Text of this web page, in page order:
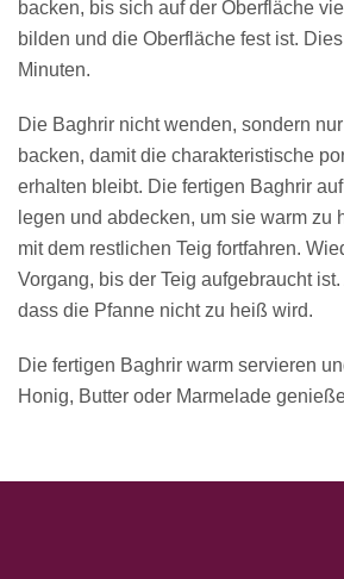
backen, bis sich auf der Oberfläche
bilden und die Oberfläche fest ist.
Minuten.
Die Baghrir nicht wenden, sondern
backen, damit die charakteristische
erhalten bleibt. Die fertigen Baghrir
legen und abdecken, um sie warm zu
mit dem restlichen Teig fortfahren.
Vorgang, bis der Teig aufgebraucht
dass die Pfanne nicht zu heiß wird.
Die fertigen Baghrir warm servieren
Honig, Butter oder Marmelade